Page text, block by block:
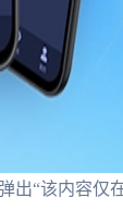
出“该内容仅